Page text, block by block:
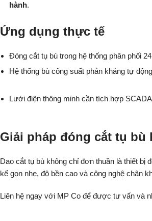
hành.
Ứng dụng thực tế
Đóng cắt tụ bù trong hệ thống phân phối
Hệ thống bù công suất phản kháng tự
Lưới điện thông minh cần tích hợp
Giải pháp đóng cắt tụ bù
Dao cắt tụ bù không chỉ đơn thuần là thiết bị
kế gọn nhẹ, độ bền cao và công nghệ chân
Liên hệ ngay với MP Co để được tư vấn và